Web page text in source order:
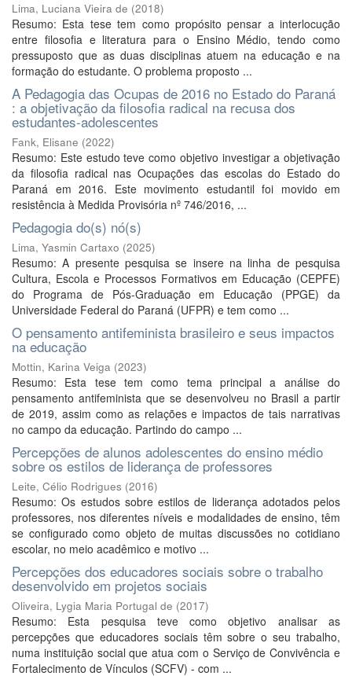
Lima, Luciana Vieira de (2018)
Resumo: Esta tese tem como propósito pensar a interlocução
entre filosofia e literatura para o Ensino Médio, tendo como
pressuposto que as duas disciplinas atuem na educação e na
formação do estudante. O problema proposto ...
A Pedagogia das Ocupas de 2016 no Estado do Paraná
: a objetivação da filosofia radical na recusa dos
estudantes-adolescentes
Fank, Elisane (2022)
Resumo: Este estudo teve como objetivo investigar a objetivação
da filosofia radical nas Ocupações das escolas do Estado do
Paraná em 2016. Este movimento estudantil foi movido em
resistência à Medida Provisória nº 746/2016, ...
Pedagogia do(s) nó(s)
Lima, Yasmin Cartaxo (2025)
Resumo: A presente pesquisa se insere na linha de pesquisa
Cultura, Escola e Processos Formativos em Educação (CEPFE)
do Programa de Pós-Graduação em Educação (PPGE) da
Universidade Federal do Paraná (UFPR) e tem como ...
O pensamento antifeminista brasileiro e seus impactos
na educação
Mottin, Karina Veiga (2023)
Resumo: Esta tese tem como tema principal a análise do
pensamento antifeminista que se desenvolveu no Brasil a partir
de 2019, assim como as relações e impactos de tais narrativas
no campo da educação. Partindo do campo ...
Percepções de alunos adolescentes do ensino médio
sobre os estilos de liderança de professores
Leite, Célio Rodrigues (2016)
Resumo: Os estudos sobre estilos de liderança adotados pelos
professores, nos diferentes níveis e modalidades de ensino, têm
se configurado como objeto de muitas discussões no cotidiano
escolar, no meio acadêmico e motivo ...
Percepções dos educadores sociais sobre o trabalho
desenvolvido em projetos sociais
Oliveira, Lygia Maria Portugal de (2017)
Resumo: Esta pesquisa teve como objetivo analisar as
percepções que educadores sociais têm sobre o seu trabalho,
numa instituição social que atua com o Serviço de Convivência e
Fortalecimento de Vínculos (SCFV) - com ...